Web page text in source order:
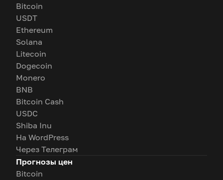
Bitcoin
USDT
Ethereum
Solana
Litecoin
Dogecoin
Monero
BNB
Bitcoin Cash
USDC
Shiba Inu
На WordPress
Через Телеграм
Прогнозы цен
Bitcoin